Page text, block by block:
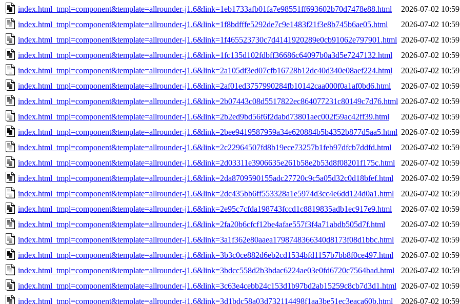
index.html_tmpl=component&template=allrounder-j1.6&link=1eb1733afb01fa7e98551ff693602b70d7478e88.html
2026-07-02 10:59
index.html_tmpl=component&template=allrounder-j1.6&link=1f8bdfffe5292de7c9e1483f21f3e8b745b6ae05.html
2026-07-02 10:59
index.html_tmpl=component&template=allrounder-j1.6&link=1f465523730c7d4141920289e0cb91062e797901.html 2026-07-02 10:59
index.html_tmpl=component&template=allrounder-j1.6&link=1fc135d102fdbff36686c64097b0a3d5e7247132.html
2026-07-02 10:59
index.html_tmpl=component&template=allrounder-j1.6&link=2a105df3ed07cfb16728b12dc40d340e08aef224.html
2026-07-02 10:59
index.html_tmpl=component&template=allrounder-j1.6&link=2af01ed3757990284fb10142caa000f0a1af0bd6.html
2026-07-02 10:59
index.html_tmpl=component&template=allrounder-j1.6&link=2b07443c08d5517822ec864077231c80149c7d76.html 2026-07-02 10:59
index.html_tmpl=component&template=allrounder-j1.6&link=2b2ed9bd56f6f2dabd73801aec002f59ac42ff39.html
2026-07-02 10:59
index.html_tmpl=component&template=allrounder-j1.6&link=2bee9419587959a34e620884b5b4352b877d5aa5.html 2026-07-02 10:59
index.html_tmpl=component&template=allrounder-j1.6&link=2c22964507fd8b19ece73257b1feb97dfcb7ddfd.html
2026-07-02 10:59
index.html_tmpl=component&template=allrounder-j1.6&link=2d03311e3906635e261b58e2b53d8f08201f175c.html
2026-07-02 10:59
index.html_tmpl=component&template=allrounder-j1.6&link=2da8709590155adc27720c9c5a05d32c0d18bfef.html
2026-07-02 10:59
index.html_tmpl=component&template=allrounder-j1.6&link=2dc435bb6ff553328a1e5974d3cc4e6dd124d0a1.html
2026-07-02 10:59
index.html_tmpl=component&template=allrounder-j1.6&link=2e95c7cfda198743fccd1c8819835adb1ec917e9.html
2026-07-02 10:59
index.html_tmpl=component&template=allrounder-j1.6&link=2fa20b6cfcf12be4afae557f3f4a71abdb505d7f.html
2026-07-02 10:59
index.html_tmpl=component&template=allrounder-j1.6&link=3a1f362e80aaea1798748366340d8173f08d1bbc.html
2026-07-02 10:59
index.html_tmpl=component&template=allrounder-j1.6&link=3b3c0ce882d6eb2cd1534bfd1157b7bb8f0ce497.html
2026-07-02 10:59
index.html_tmpl=component&template=allrounder-j1.6&link=3bdcc558d2b3bdac6224ae03e0fd6720c7564bad.html
2026-07-02 10:59
index.html_tmpl=component&template=allrounder-j1.6&link=3c63e4cebb24c153d1b97bd2ab15259c8cb7d3d1.html
2026-07-02 10:59
index.html_tmpl=component&template=allrounder-j1.6&link=3d1bdc58a03d732114498f1aa3be51ec3eaca60b.html
2026-07-02 10:59